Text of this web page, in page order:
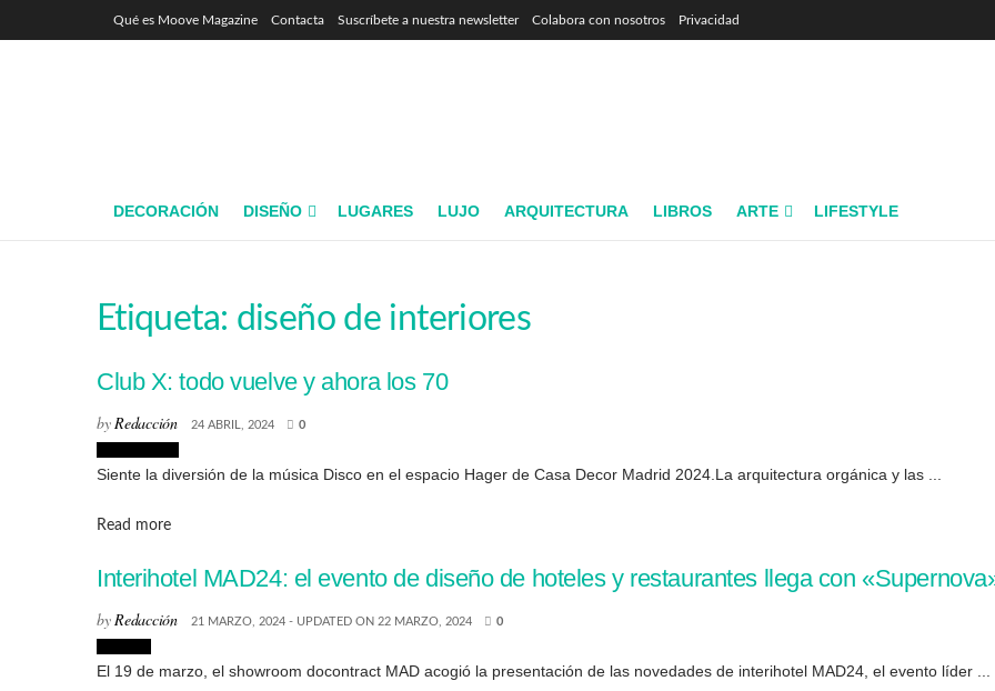
Qué es Moove Magazine Contacta Suscríbete a nuestra newsletter Colabora con nosotros Privacidad
DECORACIÓN DISEÑO LUGARES LUJO ARQUITECTURA LIBROS ARTE LIFESTYLE
Etiqueta: diseño de interiores
Club X: todo vuelve y ahora los 70
byRedacción 24 ABRIL, 2024 0
Siente la diversión de la música Disco en el espacio Hager de Casa Decor Madrid 2024.La arquitectura orgánica y las ...
Read moreDetails
Interihotel MAD24: el evento de diseño de hoteles y restaurantes llega con
byRedacción 21 MARZO, 2024 - UPDATED ON 22 MARZO, 2024 0
El 19 de marzo, el showroom docontract MAD acogió la presentación de las novedades de interihotel MAD24, el evento líder ...